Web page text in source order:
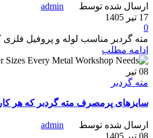
ارسال شده توسط
admin
17 تیر 1405
0
مته گردبر مناسب لوله و پروفیل
ادامه مطلب
08 تیر
مته گردبر
سایزهای پرمصرف مته گردبر که هر
ارسال شده توسط
admin
08 تیر 1405